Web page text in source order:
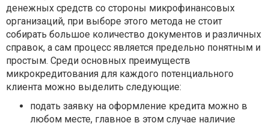
денежных средств со стороны микрофинансовых
организаций, при выборе этого метода не стоит
собирать большое количество документов и различных
справок, а сам процесс является предельно понятным и
простым. Среди основных преимуществ
микрокредитования для каждого потенциального
клиента можно выделить следующие:
подать заявку на оформление кредита можно в
любом месте, главное в этом случае наличие